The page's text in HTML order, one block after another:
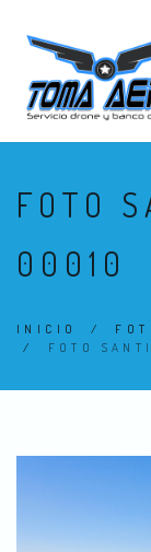
FOTO
00010
INICIO /
/ FOTO